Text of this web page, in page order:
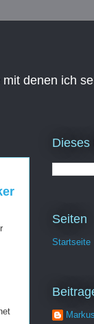
denen ich
Dieses
Seiten
Startseite